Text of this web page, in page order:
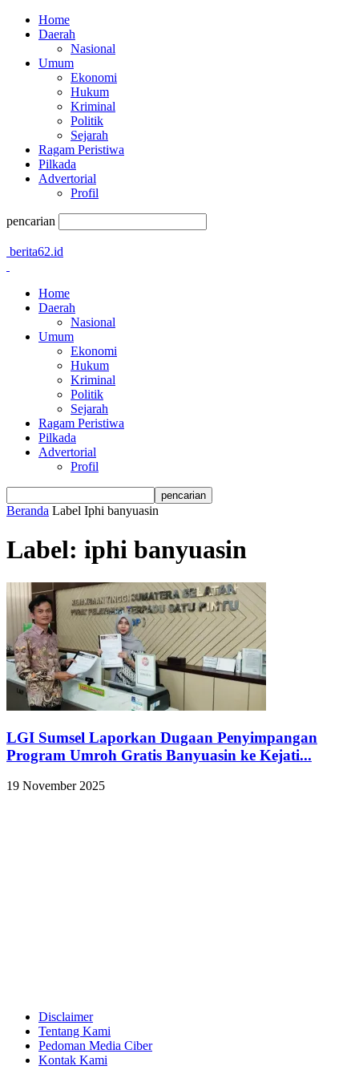
Home
Daerah
Nasional
Umum
Ekonomi
Hukum
Kriminal
Politik
Sejarah
Ragam Peristiwa
Pilkada
Advertorial
Profil
pencarian
berita62.id
Home
Daerah
Nasional
Umum
Ekonomi
Hukum
Kriminal
Politik
Sejarah
Ragam Peristiwa
Pilkada
Advertorial
Profil
Beranda Label Iphi banyuasin
Label: iphi banyuasin
LGI Sumsel Laporkan Dugaan Penyimpangan
Program Umroh Gratis Banyuasin ke Kejati...
19 November 2025
Disclaimer
Tentang Kami
Pedoman Media Ciber
Kontak Kami